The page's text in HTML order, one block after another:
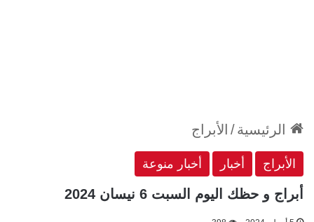
الرئيسية/ الأبراج
الأبراج أخبار أخبار منوعة
أبراج و حظك اليوم السبت 6 نيسان 2024